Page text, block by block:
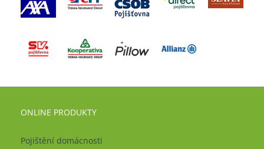
ONLINE PRODUKTY
Pojištění domácnosti